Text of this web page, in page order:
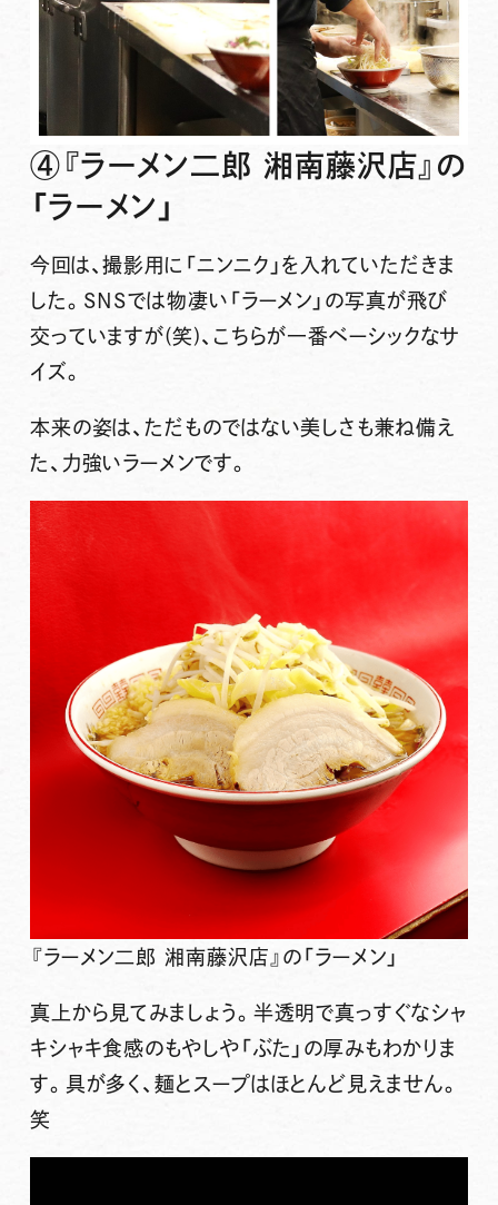
④『ラーメン二郎 湘南藤沢店』の
「ラーメン」
今回は、撮影用に「ニンニク」を入れていただきま
した。SNSでは物凄い「ラーメン」の写真が飛び
交っていますが(笑)、こちらが一番ベーシックなサ
イズ。
本来の姿は、ただものではない美しさも兼ね備え
た、力強いラーメンです。
『ラーメン二郎 湘南藤沢店』の「ラーメン」
真上から見てみましょう。半透明で真っすぐなシャ
キシャキ食感のもやしや「ぶた」の厚みもわかりま
す。具が多く、麺とスープはほとんど見えません。
笑